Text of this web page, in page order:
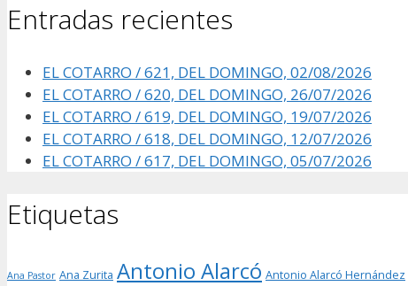
Entradas recientes
EL COTARRO / 621, DEL DOMINGO, 02/08/2026
EL COTARRO / 620, DEL DOMINGO, 26/07/2026
EL COTARRO / 619, DEL DOMINGO, 19/07/2026
EL COTARRO / 618, DEL DOMINGO, 12/07/2026
EL COTARRO / 617, DEL DOMINGO, 05/07/2026
Etiquetas
Ana Pastor Ana Zurita Antonio Alarcó Antonio Alarcó Hernández